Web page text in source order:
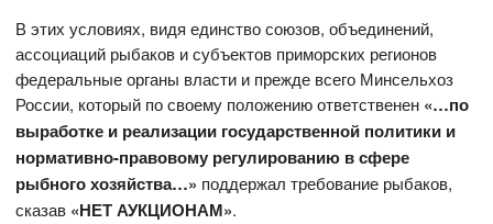
В этих условиях, видя единство союзов, объединений,
ассоциаций рыбаков и субъектов приморских регионов
федеральные органы власти и прежде всего Минсельхоз
России, который по своему положению ответственен «…по
выработке и реализации государственной политики и
нормативно-правовому регулированию в сфере
рыбного хозяйства…» поддержал требование рыбаков,
сказав «НЕТ АУКЦИОНАМ».